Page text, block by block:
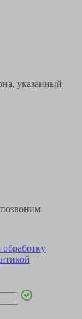
указанный
обработку